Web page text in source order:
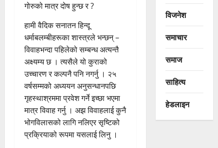
गोरुको मात्र दोष हुन्छ र ?
हामी वैदिक सनातन हिन्दू
धर्माबलम्बीहरूका शास्त्रले भन्छन् –
विवाहभन्दा पहिलेको सम्बन्ध अत्यन्तै
अक्ष्यम्य छ । त्यसैले यो कुराको
उच्चारण र कल्पनै पनि नगर्नु । २५
वर्षसम्मको अध्ययन अनुसन्धानपछि
गृहस्थाश्रममा प्रवेश गर्ने इच्छा भएमा
मात्र विवाह गर्नु । अझ विवाहलाई कुनै
भोगविलासको लागि नलिएर सृष्टिको
प्रक्रियाको रूपमा यसलाई लिनु ।
विजनेश
समाचार
समाज
साहित्य
हेडलाइन